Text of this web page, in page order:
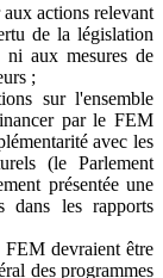
actions relevant
de la législation
ni aux mesures de
;
sur l'ensemble
par le FEM
avec les
(le Parlement
présentée une
dans les rapports
devraient être
des programmes